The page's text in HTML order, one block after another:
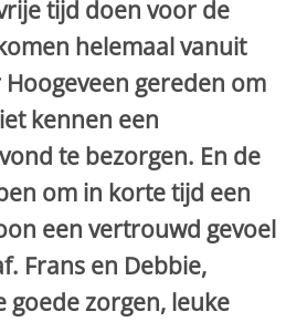
tijd doen voor de
helemaal vanuit
gereden om
kennen een
te bezorgen. En de
om in korte tijd een
een vertrouwd gevoel
Frans en Debbie,
goede zorgen, leuke